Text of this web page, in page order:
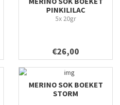
PINKILILAC
5x 20gr
€26,00
MERINO SOK BOEKET
STORM